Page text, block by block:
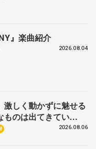
』楽曲紹介
2026.08.04
激しく動かずに魅せる
ものは出てきてい
〟と慕うレジェンド
2026.08.06